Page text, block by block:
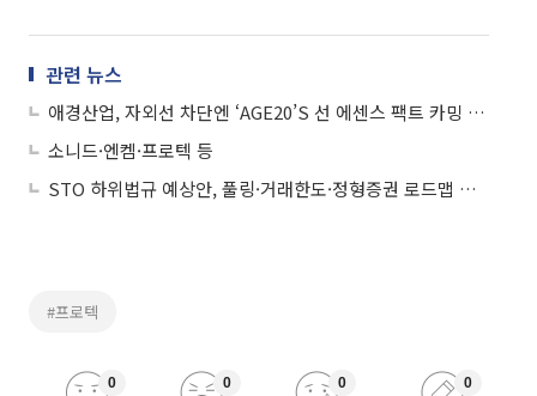
관련 뉴스
애경산업, 자외선 차단엔 ‘AGE20’S 선 에센스 팩트 카밍 롱프로텍션’
소니드·엔켐·프로텍 등
STO 하위법규 예상안, 풀링·거래한도·정형증권 로드맵 제시
#프로텍
0 0 0 0